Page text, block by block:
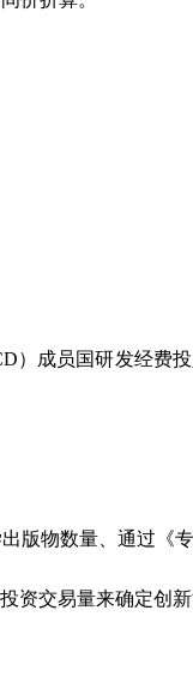
成员国研发经费投
物数量、通过《专
资交易量来确定创